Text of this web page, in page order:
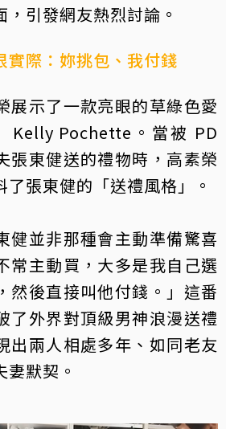
，引發網友熱烈討論。
實際：妳挑包、我付錢
展示了一款亮眼的草綠色愛
Kelly Pochette。當被 PD
張東健送的禮物時，高素榮
張東健的「送禮風格」。
健並非那種會主動準備驚喜
常主動買，大多是我自己選
然後直接叫他付錢。」這番
了外界對頂級男神浪漫送禮
出兩人相處多年、如同老友
默契。